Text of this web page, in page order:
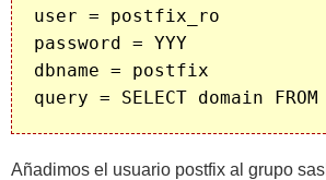
user = postfix_ro
password = YYY
dbname = postfix
Añadimos el usuario postfix al grupo sasl